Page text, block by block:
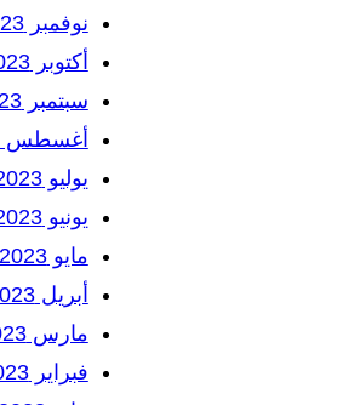
نوفمبر 2023
أكتوبر 2023
سبتمبر 2023
أغسطس 2023
يوليو 2023
يونيو 2023
مايو 2023
أبريل 2023
مارس 2023
فبراير 2023